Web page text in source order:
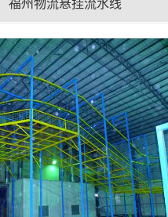
福州物流悬挂流水线